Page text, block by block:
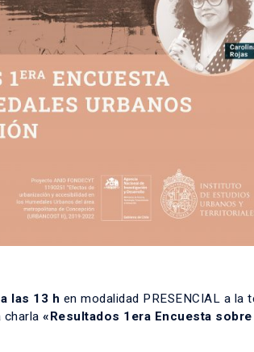
las 13 h en modalidad PRESENCIAL a la
charla «Resultados 1era Encuesta sobre